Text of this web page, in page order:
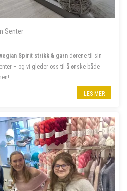
Senter
Spirit strikk & garn dørene til sin
– og vi gleder oss til å ønske både
LES MER